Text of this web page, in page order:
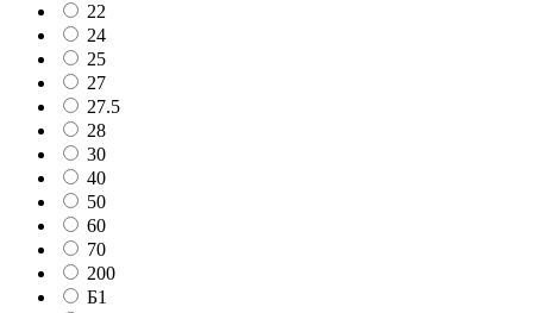
22
24
25
27
27.5
28
30
40
50
60
70
200
Б1